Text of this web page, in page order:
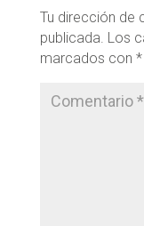
Tu dirección de
publicada. Los
marcados con *